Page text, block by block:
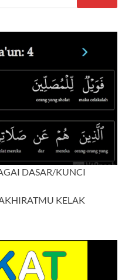
DASAR/KUNCI
KELAK